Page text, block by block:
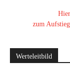
zum
Werteleitbild